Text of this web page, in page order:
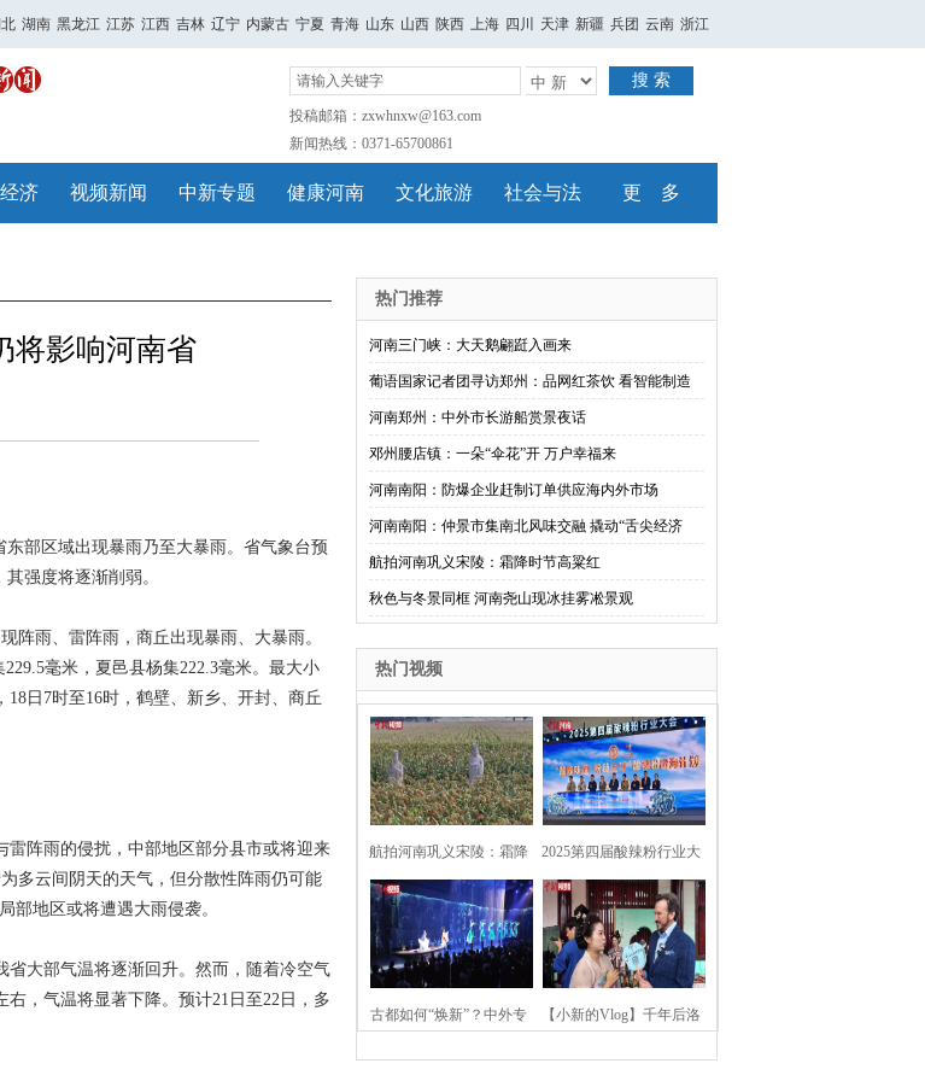
湖南 黑龙江 江苏 江西 吉林 辽宁 内蒙古 宁夏 青海 山东 山西 陕西 上海 四川 天津 新疆 兵团 云南 浙江
搜 索
投稿邮箱：zxwhnxw@163.com
新闻热线：0371-65700861
济 视频新闻 中新专题 健康河南 文化旅游 社会与法 更 多
将影响河南省
部区域出现暴雨乃至大暴雨。省气象台预
强度将逐渐削弱。
雨、雷阵雨，商丘出现暴雨、大暴雨。
毫米，夏邑县杨集222.3毫米。最大小
日7时至16时，鹤壁、新乡、开封、商丘
阵雨的侵扰，中部地区部分县市或将迎来
多云间阴天的天气，但分散性阵雨仍可能
部地区或将遭遇大雨侵袭。
大部气温将逐渐回升。然而，随着冷空气
，气温将显著下降。预计21日至22日，多
热门推荐
河南三门峡：大天鹅翩跹入画来
葡语国家记者团寻访郑州：品网红茶饮 看智能制造
河南郑州：中外市长游船赏景夜话
邓州腰店镇：一朵“伞花”开 万户幸福来
河南南阳：防爆企业赶制订单供应海内外市场
河南南阳：仲景市集南北风味交融 撬动“舌尖经济
航拍河南巩义宋陵：霜降时节高粱红
秋色与冬景同框 河南尧山现冰挂雾凇景观
热门视频
航拍河南巩义宋陵：霜降
时节高粱红
2025第四届酸辣粉行业大
会在河南开封举行
古都如何“焕新”？中外专 【小新的Vlog】千年后洛